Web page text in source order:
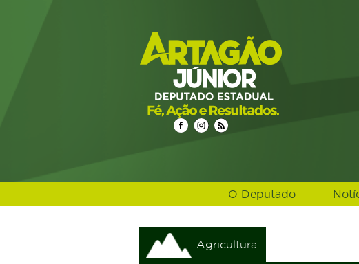
O Deputado
Agricultura